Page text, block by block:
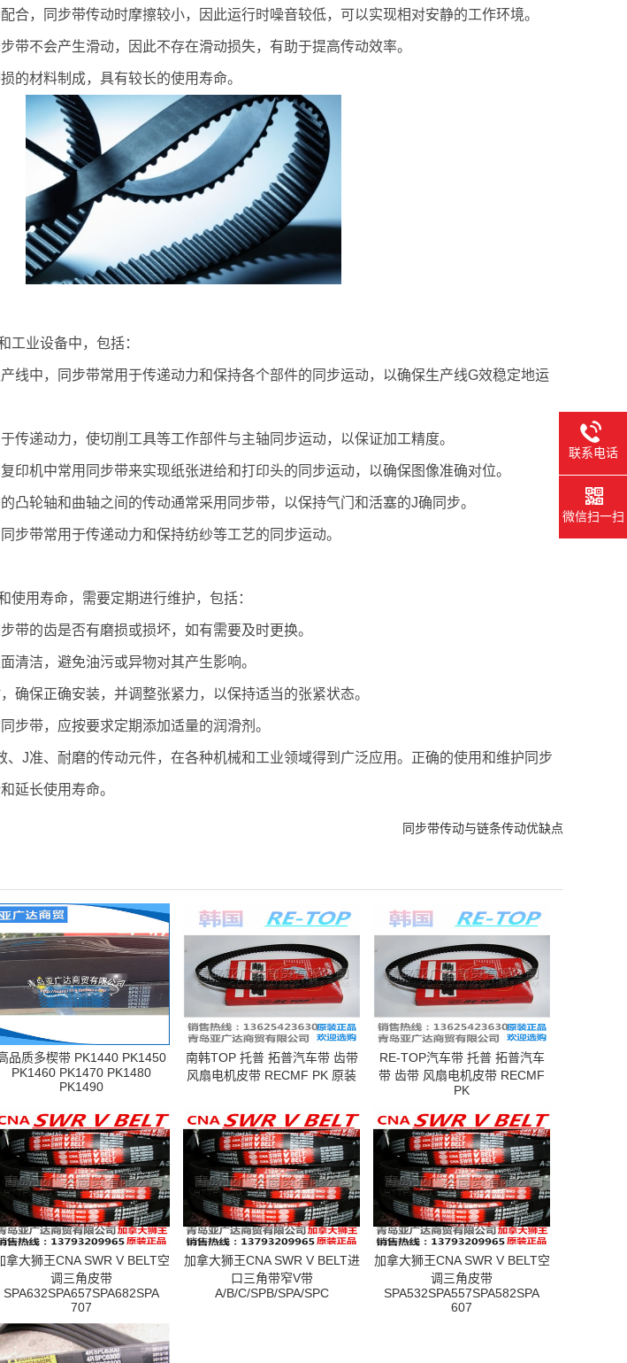
合，同步带传动时摩擦较小，因此运行时噪音较低，可以实现相对安静的工作环境。
带不会产生滑动，因此不存在滑动损失，有助于提高传动效率。
的材料制成，具有较长的使用寿命。
工业设备中，包括：
线中，同步带常用于传递动力和保持各个部件的同步运动，以确保生产线G效稳定地运
传递动力，使切削工具等工作部件与主轴同步运动，以保证加工精度。
印机中常用同步带来实现纸张进给和打印头的同步运动，以确保图像准确对位。
凸轮轴和曲轴之间的传动通常采用同步带，以保持气门和活塞的J确同步。
步带常用于传递动力和保持纺纱等工艺的同步运动。
使用寿命，需要定期进行维护，包括：
带的齿是否有磨损或损坏，如有需要及时更换。
清洁，避免油污或异物对其产生影响。
确保正确安装，并调整张紧力，以保持适当的张紧状态。
步带，应按要求定期添加适量的润滑剂。
、J准、耐磨的传动元件，在各种机械和工业领域得到广泛应用。正确的使用和维护同步
延长使用寿命。
同步带传动与链条传动优缺点
品质多楔带 PK1440 PK1450
PK1460 PK1470 PK1480
PK1490
南韩TOP 托普 拓普汽车带 齿带
风扇电机皮带 RECMF PK 原装
RE-TOP汽车带 托普 拓普汽车
带 齿带 风扇电机皮带 RECMF
PK
拿大狮王CNA SWR V BELT空
调三角皮带
SPA632SPA657SPA682SPA
707
加拿大狮王CNA SWR V BELT进
口三角带窄V带
A/B/C/SPB/SPA/SPC
加拿大狮王CNA SWR V BELT空
调三角皮带
SPA532SPA557SPA582SPA
607
联系电话
微信扫一扫